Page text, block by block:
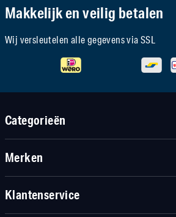
Makkelijk en veilig betalen
Wij versleutelen alle gegevens via SSL
Categorieën
Merken
Klantenservice